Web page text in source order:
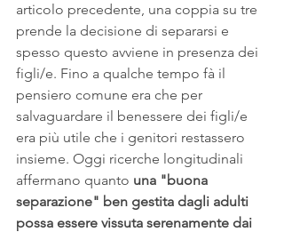
articolo precedente, una coppia su tre
prende la decisione di separarsi e
spesso questo avviene in presenza dei
figli/e. Fino a qualche tempo fà il
pensiero comune era che per
salvaguardare il benessere dei figli/e
era più utile che i genitori restassero
insieme. Oggi ricerche longitudinali
affermano quanto una "buona
separazione" ben gestita dagli adulti
possa essere vissuta serenamente dai